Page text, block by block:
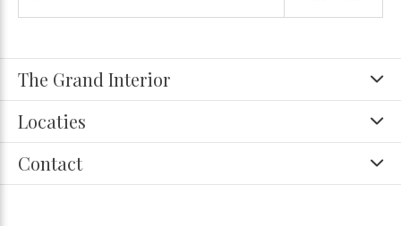
The Grand Interior
Locaties
Contact